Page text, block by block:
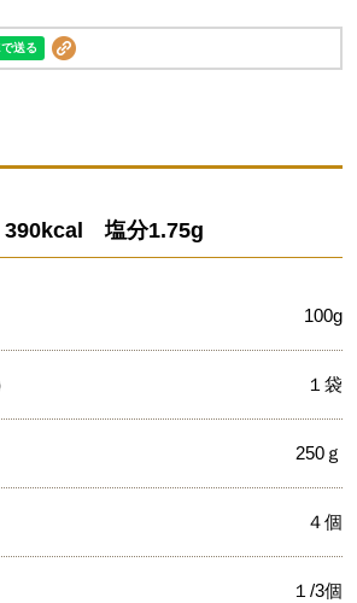
390kcal 塩分1.75g
100g
１袋
250ｇ
４個
１/3個